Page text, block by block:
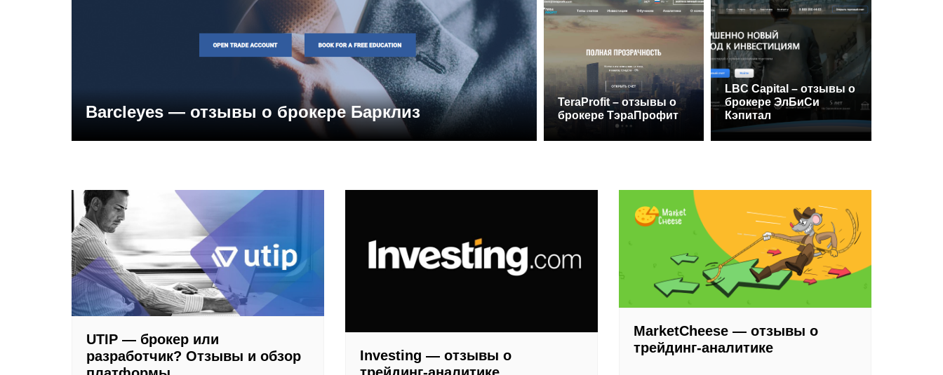
Barcleyes — отзывы о брокере Барклиз AliorFX — отзывы о брокере АлиорЭфИкс
TeraProfit – отзывы о
брокере ТэраПрофит
LBC Capital – отзывы о
брокере ЭлБиСи
Кэпитал
UTIP — брокер или
разработчик? Отзывы и обзор
Investing — отзывы о
трейдинг-аналитике
MarketCheese — отзывы о
трейдинг-аналитике